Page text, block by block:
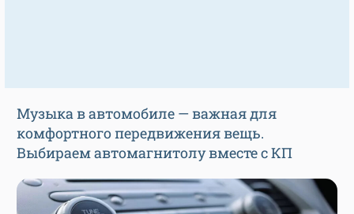
Музыка в автомобиле — важная для
комфортного передвижения вещь.
Выбираем автомагнитолу вместе с КП